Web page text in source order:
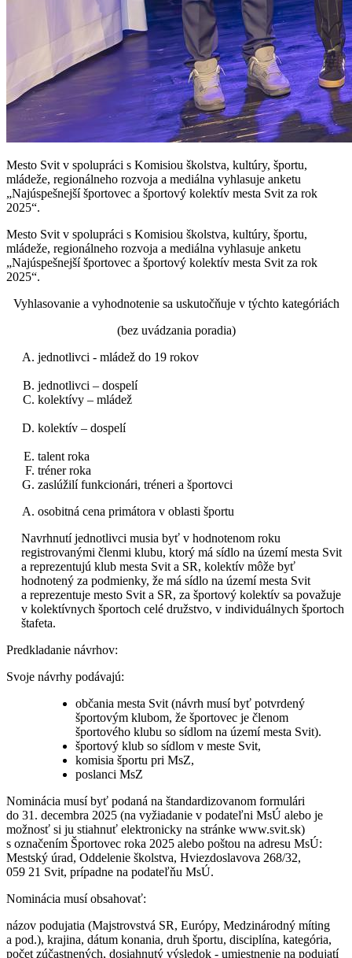
Mesto Svit v spolupráci s Komisiou školstva, kultúry, športu,
mládeže, regionálneho rozvoja a mediálna vyhlasuje anketu
„Najúspešnejší športovec a športový kolektív mesta Svit za rok
2025“.
Mesto Svit v spolupráci s Komisiou školstva, kultúry, športu,
mládeže, regionálneho rozvoja a mediálna vyhlasuje anketu
„Najúspešnejší športovec a športový kolektív mesta Svit za rok
2025“.
Vyhlasovanie a vyhodnotenie sa uskutočňuje v týchto kategóriách
(bez uvádzania poradia)
jednotlivci - mládež do 19 rokov
jednotlivci – dospelí
kolektívy – mládež
kolektív – dospelí
talent roka
tréner roka
zaslúžilí funkcionári, tréneri a športovci
osobitná cena primátora v oblasti športu
Navrhnutí jednotlivci musia byť v hodnotenom roku
registrovanými členmi klubu, ktorý má sídlo na území mesta Svit
a reprezentujú klub mesta Svit a SR, kolektív môže byť
hodnotený za podmienky, že má sídlo na území mesta Svit
a reprezentuje mesto Svit a SR, za športový kolektív sa považuje
v kolektívnych športoch celé družstvo, v individuálnych športoch
štafeta.
Predkladanie návrhov:
Svoje návrhy podávajú:
občania mesta Svit (návrh musí byť potvrdený
športovým klubom, že športovec je členom
športového klubu so sídlom na území mesta Svit).
športový klub so sídlom v meste Svit,
komisia športu pri MsZ,
poslanci MsZ
Nominácia musí byť podaná na štandardizovanom formulári
do 31. decembra 2025 (na vyžiadanie v podateľni MsÚ alebo je
možnosť si ju stiahnuť elektronicky na stránke www.svit.sk)
s označením Športovec roka 2025 alebo poštou na adresu MsÚ:
Mestský úrad, Oddelenie školstva, Hviezdoslavova 268/32,
059 21 Svit, prípadne na podateľňu MsÚ.
Nominácia musí obsahovať:
názov podujatia (Majstrovstvá SR, Európy, Medzinárodný míting
a pod.), krajina, dátum konania, druh športu, disciplína, kategória,
počet zúčastnených, dosiahnutý výsledok - umiestnenie na podujatí